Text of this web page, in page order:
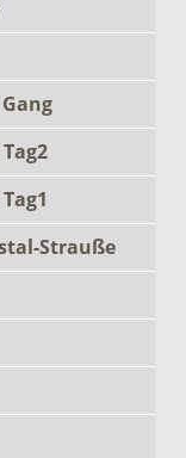
Strauße